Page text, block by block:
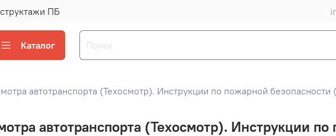
ПБ
Каталог
автотранспорта (Техосмотр). Инструкции по пожарной безопасности
автотранспорта (Техосмотр). Инструкции